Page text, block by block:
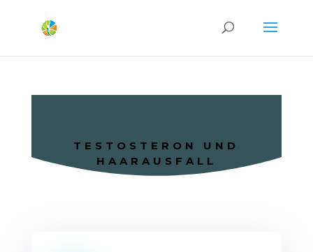
TESTOSTERON UND
HAARAUSFALL